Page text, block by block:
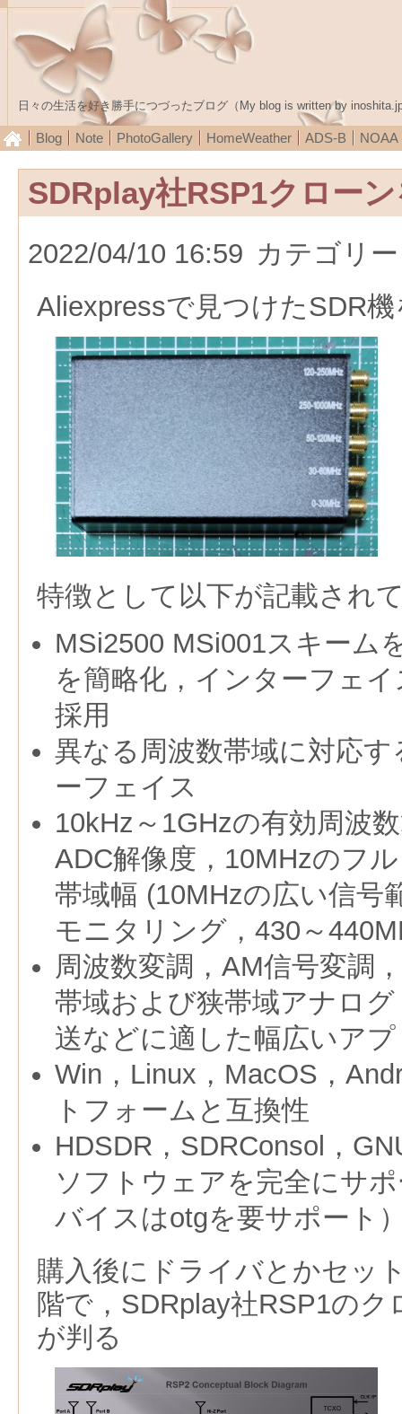
日々の生活を好き勝手につづったブログ（My blog is written by
Blog Note PhotoGallery HomeWeather ADS-B NOAA
SDRplay社RSP1クロー
2022/04/10 16:59 カテゴリ
Aliexpressで見つけたSDR
特徴として以下が記載され
MSi2500 MSi001スキーム
を簡略化，インターフェ
採用
異なる周波数帯域に対応
ーフェイス
10kHz～1GHzの有効周波
ADC解像度，10MHzのフ
帯域幅 (10MHzの広い信号
モニタリング，430～
周波数変調，AM信号変調
帯域および狭帯域アナロ
送などに適した幅広いア
Win，Linux，MacOS，
トフォームと互換性
HDSDR，SDRConsol，
ソフトウェアを完全にサ
バイスはotgを要サポート
購入後にドライバとかセッ
階で，SDRplay社RSP1の
が判る